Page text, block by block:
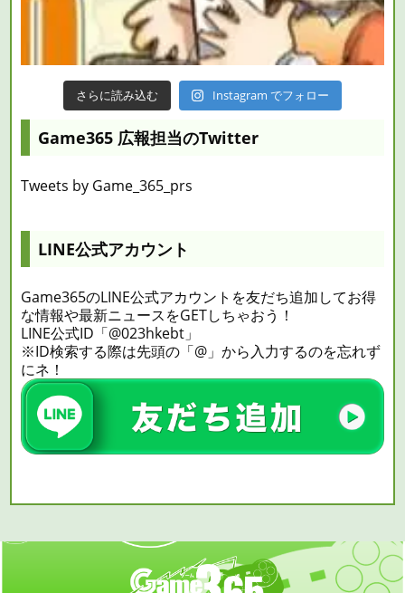
さらに読み込む Instagram でフォロー
Game365 広報担当のTwitter
Tweets by Game_365_prs
LINE公式アカウント
Game365のLINE公式アカウントを友だち追加してお得
な情報や最新ニュースをGETしちゃおう！
LINE公式ID「@023hkebt」
※ID検索する際は先頭の「@」から入力するのを忘れず
にネ！